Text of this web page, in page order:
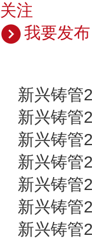
关注
我要发布
新兴铸管
新兴铸管
新兴铸管
新兴铸管
新兴铸管
新兴铸管
新兴铸管